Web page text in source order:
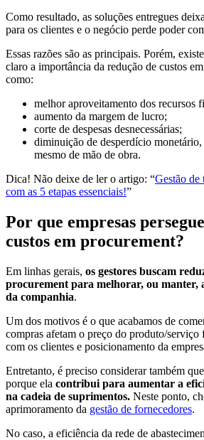
Como resultado, as soluções entregues
para os clientes e o negócio perde poder
Essas razões são as principais. Porém,
claro a importância da redução de custos
como:
melhor aproveitamento dos recursos
aumento da margem de lucro;
corte de despesas desnecessárias;
diminuição de desperdício monetário,
mesmo de mão de obra.
Dica! Não deixe de ler o artigo: “Gestão de
com as 5 etapas essenciais!”
Por que empresas
custos em procurement?
Em linhas gerais, os gestores buscam
procurement para melhorar, ou manter,
da companhia.
Um dos motivos é o que acabamos de
compras afetam o preço do produto/
com os clientes e posicionamento da
Entretanto, é preciso considerar também
porque ela contribui para aumentar a
na cadeia de suprimentos. Neste ponto,
aprimoramento da gestão de fornecedores.
No caso, a eficiência da rede de